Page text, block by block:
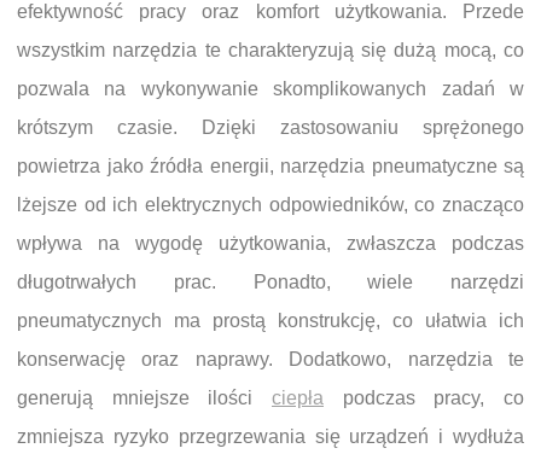
efektywność pracy oraz komfort użytkowania. Przede
wszystkim narzędzia te charakteryzują się dużą mocą, co
pozwala na wykonywanie skomplikowanych zadań w
krótszym czasie. Dzięki zastosowaniu sprężonego
powietrza jako źródła energii, narzędzia pneumatyczne są
lżejsze od ich elektrycznych odpowiedników, co znacząco
wpływa na wygodę użytkowania, zwłaszcza podczas
długotrwałych prac. Ponadto, wiele narzędzi
pneumatycznych ma prostą konstrukcję, co ułatwia ich
konserwację oraz naprawy. Dodatkowo, narzędzia te
generują mniejsze ilości ciepła podczas pracy, co
zmniejsza ryzyko przegrzewania się urządzeń i wydłuża